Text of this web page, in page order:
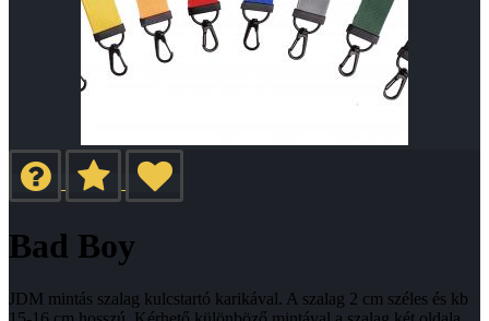
Bad Boy
JDM mintás szalag kulcstartó karikával. A szalag 2 cm széles és kb